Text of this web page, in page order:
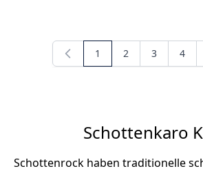
You're currently
1 Seite
2 Seite
3 Seite
4
Schottenkaro
Schottenrock haben traditionelle